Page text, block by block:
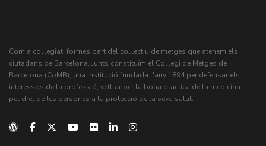
Com a col·legiat, formes part del col·lectiu de metges que atenem els
ciutadans de Barcelona. Junts constituïm el Col·legi de Metges de
Barcelona (CoMB), una institució fundada l'any 1894 per defensar els
interessos de la professió, vetllar per la bona pràctica de la medicina i
pel dret de les persones a la protecció de la seva salut.